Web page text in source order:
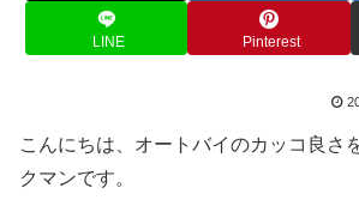
LINE Pinterest
こんにちは、オートバイのカッコ良さ
クマンです。